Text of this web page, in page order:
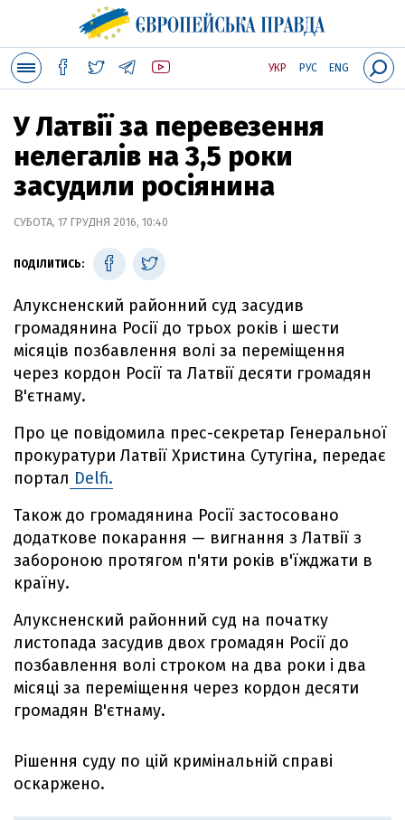
УКР РУС ENG
У Латвії за перевезення
нелегалів на 3,5 роки
засудили росіянина
СУБОТА, 17 ГРУДНЯ 2016, 10:40
ПОДІЛИТИСЬ:
Алуксненский районний суд засудив
громадянина Росії до трьох років і шести
місяців позбавлення волі за переміщення
через кордон Росії та Латвії десяти громадян
В'єтнаму.
Про це повідомила прес-секретар Генеральної
прокуратури Латвії Христина Сутугіна, передає
портал Delfi.
Також до громадянина Росії застосовано
додаткове покарання — вигнання з Латвії з
забороною протягом п'яти років в'їжджати в
країну.
Алуксненский районний суд на початку
листопада засудив двох громадян Росії до
позбавлення волі строком на два роки і два
місяці за переміщення через кордон десяти
громадян В'єтнаму.
Рішення суду по цій кримінальній справі
оскаржено.